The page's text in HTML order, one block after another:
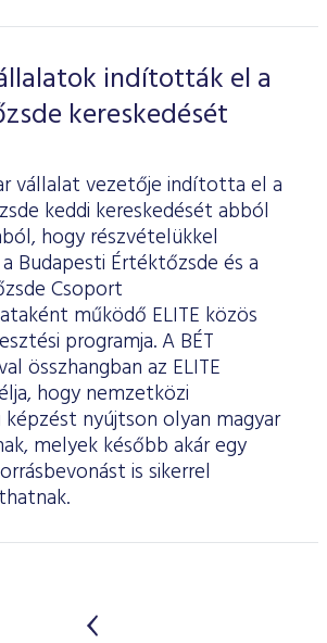
indították el a
kereskedését
vállalat vezetője indította el a
keddi kereskedését abból
hogy részvételükkel
Budapesti Értéktőzsde és a
Csoport
működő ELITE közös
programja. A BÉT
összhangban az ELITE
hogy nemzetközi
nyújtson olyan magyar
melyek később akár egy
is sikerrel